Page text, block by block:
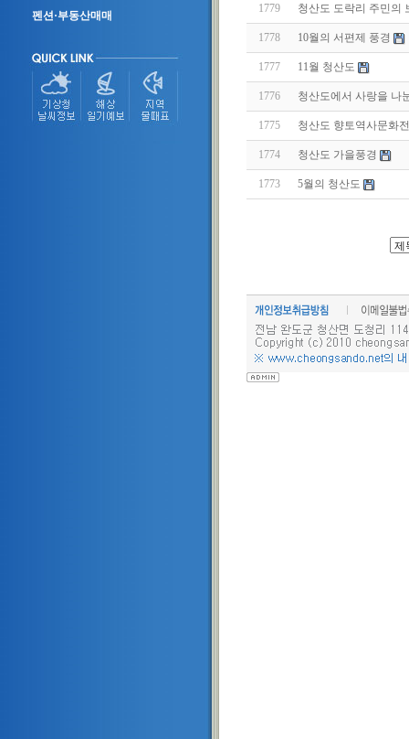
펜션·부동산매매
1779 청산도 도락리 주민의
1778 10월의 서편제 풍경
1777 11월 청산도
1776 청산도에서 사랑을 나
1775 청산도 향토역사문화
1774 청산도 가을풍경
1773 5월의 청산도